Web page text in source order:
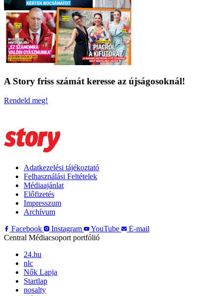
A Story friss számát keresse az újságosoknál!
Rendeld meg!
Adatkezelési tájékoztató
Felhasználási Feltételek
Médiaajánlat
Előfizetés
Impresszum
Archívum
Facebook
Instagram YouTube
E-mail
Central Médiacsoport portfólió
24.hu
nlc
Nők Lapja
Startlap
nosalty